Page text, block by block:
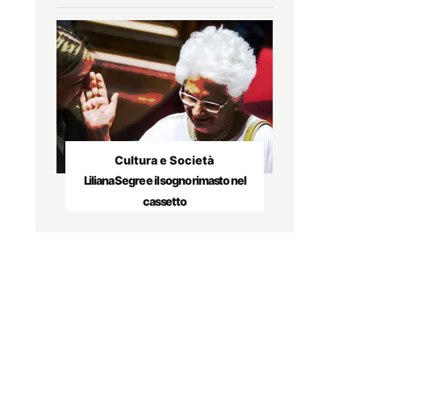
Cultura e Società
Liliana Segre e il sogno rimasto nel
cassetto